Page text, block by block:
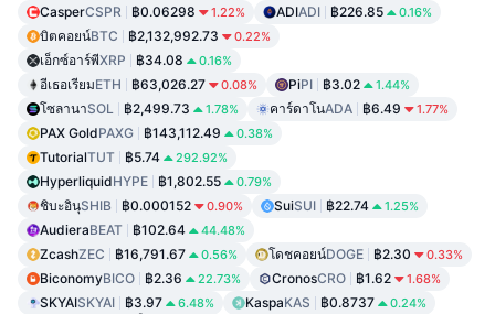
CasperCSPR ฿0.06298 1.22% ADIADI ฿226.85 0.16%
บิตคอยน์BTC ฿2,132,992.73 0.22%
เอ็กซ์อาร์พีXRP ฿34.08 0.16%
อีเธอเรียมETH ฿63,026.27 0.08% PiPI ฿3.02 1.44%
โซลานาSOL ฿2,499.73 1.78% คาร์ดาโนADA ฿6.49 1.77%
PAX GoldPAXG ฿143,112.49 0.38%
TutorialTUT ฿5.74 292.92%
HyperliquidHYPE ฿1,802.55 0.79%
ชิบะอินุSHIB ฿0.000152 0.90% SuiSUI ฿22.74 1.25%
AudieraBEAT ฿102.64 44.48%
ZcashZEC ฿16,791.67 0.56% โดชคอยน์DOGE ฿2.30 0.33%
BiconomyBICO ฿2.36 22.73% CronosCRO ฿1.62 1.68%
SKYAISKYAI ฿3.97 6.48% KaspaKAS ฿0.8737 0.24%